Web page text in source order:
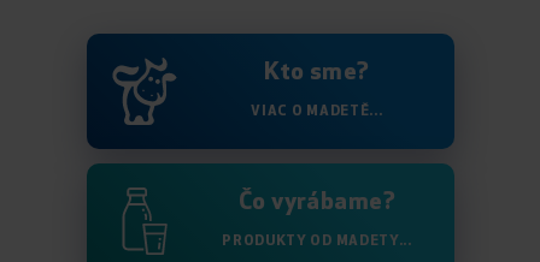
Kto sme?
VIAC O MADETĚ...
Čo vyrábame?
PRODUKTY OD MADETY...